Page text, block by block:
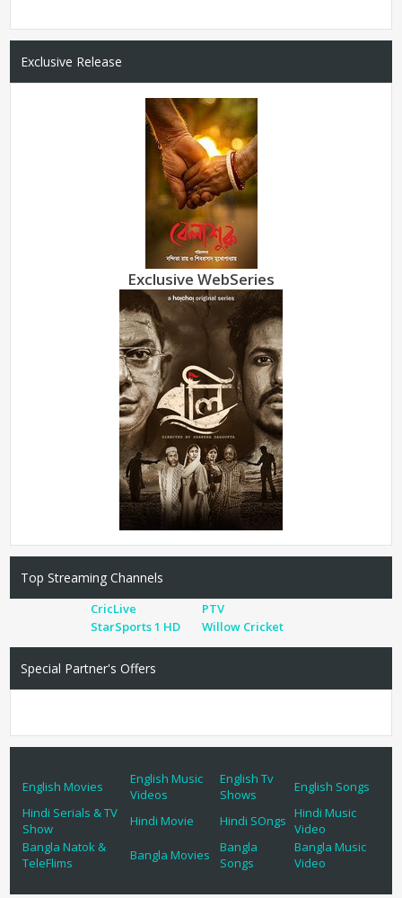
Exclusive Release
Exclusive WebSeries
Top Streaming Channels
CricLive
PTV
StarSports 1 HD
Willow Cricket
Special Partner's Offers
English Movies
English Music
Videos
English Tv
Shows
English Songs
Hindi Serials & TV
Show
Hindi Movie Hindi SOngs
Hindi Music
Video
Bangla Natok &
TeleFlims
Bangla Movies
Bangla
Songs
Bangla Music
Video